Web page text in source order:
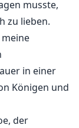
Wird sie
Verlangen
was
auf sie
nie zu stellen
musste,
zu lieben.
in einer
Königen und
der